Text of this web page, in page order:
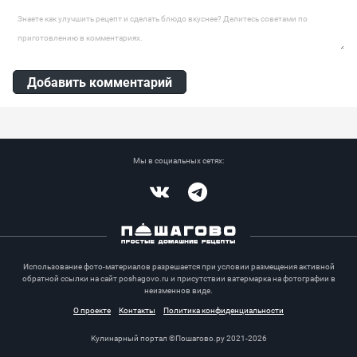
Оставить комментарий
Добавить комментарий
Мы в социальных сетях:
Использование фото-материалов разрешается при условии размещения активной
обратной ссылки на сайт poshagovo.ru и присутствии ватермарка на фотографии в
неизменнов виде.
О проекте
Контакты Политика конфиденциальности
Кулинарный портал ©Пошагово.ру 2021-2026